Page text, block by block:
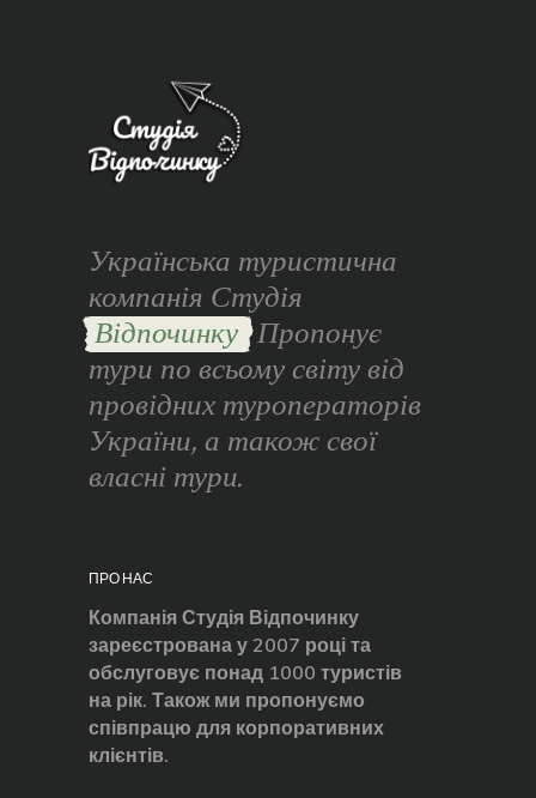
Українська туристична
компанія Студія
Відпочинку Пропонує
тури по всьому світу від
провідних туроператорів
України, а також свої
власні тури.
ПРО НАС
Компанія Студія Відпочинку
зареєстрована у 2007 році та
обслуговує понад 1000 туристів
на рік. Також ми пропонуємо
співпрацю для корпоративних
клієнтів.